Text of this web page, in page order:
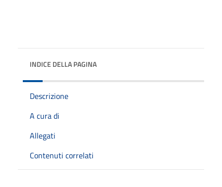
INDICE DELLA PAGINA
Descrizione
A cura di
Allegati
Contenuti correlati